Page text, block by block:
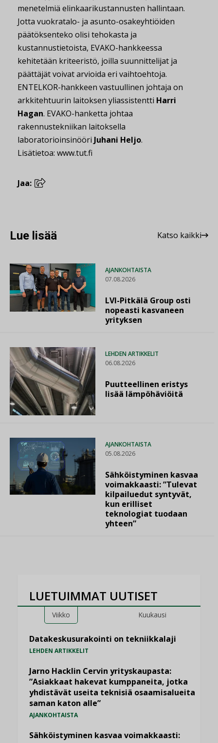
menetelmiä elinkaarikustannusten hallintaan.
Jotta vuokratalo- ja asunto-osakeyhtiöiden
päätöksenteko olisi tehokasta ja
kustannustietoista, EVAKO-hankkeessa
kehitetään kriteeristö, joilla suunnittelijat ja
päättäjät voivat arvioida eri vaihtoehtoja.
ENTELKOR-hankkeen vastuullinen johtaja on
arkkitehtuurin laitoksen yliassistentti Harri
Hagan. EVAKO-hanketta johtaa
rakennustekniikan laitoksella
laboratorioinsinööri Juhani Heljo.
Lisätietoa: www.tut.fi
Jaa:
Lue lisää Katso kaikki
AJANKOHTAISTA
07.08.2026
LVI-Pitkälä Group osti
nopeasti kasvaneen
yrityksen
LEHDEN ARTIKKELIT
06.08.2026
Puutteellinen eristys
lisää lämpöhäviöitä
AJANKOHTAISTA
05.08.2026
Sähköistyminen kasvaa
voimakkaasti: ”Tulevat
kilpailuedut syntyvät,
kun erilliset
teknologiat tuodaan
yhteen”
LUETUIMMAT UUTISET
Viikko Kuukausi
Datakeskusurakointi on tekniikkalaji
LEHDEN ARTIKKELIT
Jarno Hacklin Cervin yrityskaupasta:
”Asiakkaat hakevat kumppaneita, jotka
yhdistävät useita teknisiä osaamisalueita
saman katon alle”
AJANKOHTAISTA
Sähköistyminen kasvaa voimakkaasti: